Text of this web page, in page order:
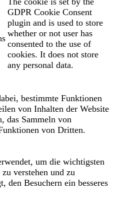
GDPR Cookie Consent
plugin and is used to store
whether or not user has
consented to the use of
cookies. It does not store
any personal data.
bestimmte Funktionen
von Inhalten der Website
das Sammeln von
von Dritten.
um die wichtigsten
verstehen und zu
den Besuchern ein besseres